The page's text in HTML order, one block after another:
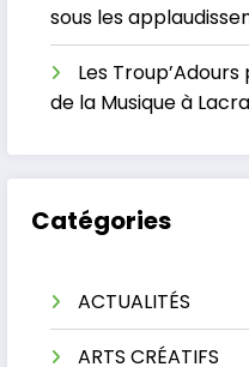
sous les
Les
de la Musique à
Catégories
ACTUALITÉS
ARTS CRÉATIFS